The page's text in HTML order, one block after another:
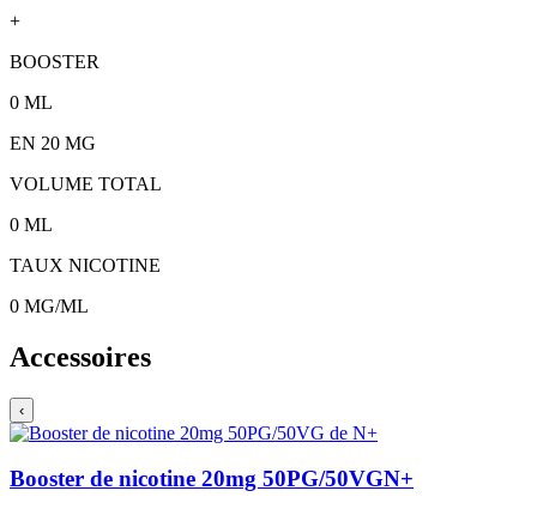
+
BOOSTER
0 ML
EN 20 MG
VOLUME TOTAL
0 ML
TAUX NICOTINE
0 MG/ML
Accessoires
‹
Booster de nicotine 20mg 50PG/50VGN+